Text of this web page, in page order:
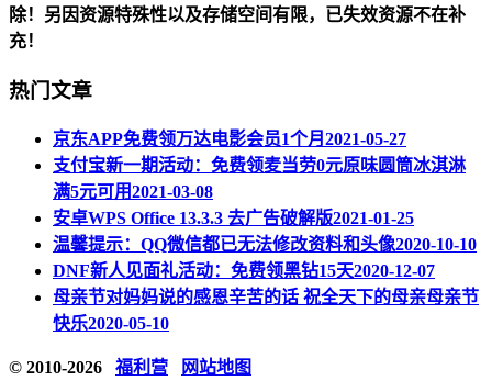
除！另因资源特殊性以及存储空间有限，已失效资源不在补
充！
热门文章
京东APP免费领万达电影会员1个月 2021-05-27
支付宝新一期活动：免费领麦当劳0元原味圆筒冰淇淋
满5元可用2021-03-08
安卓WPS Office 13.3.3 去广告破解版2021-01-25
温馨提示：QQ微信都已无法修改资料和头像2020-10-10
DNF新人见面礼活动：免费领黑钻15天2020-12-07
母亲节对妈妈说的感恩辛苦的话 祝全天下的母亲母亲节
快乐2020-05-10
© 2010-2026 福利营 网站地图